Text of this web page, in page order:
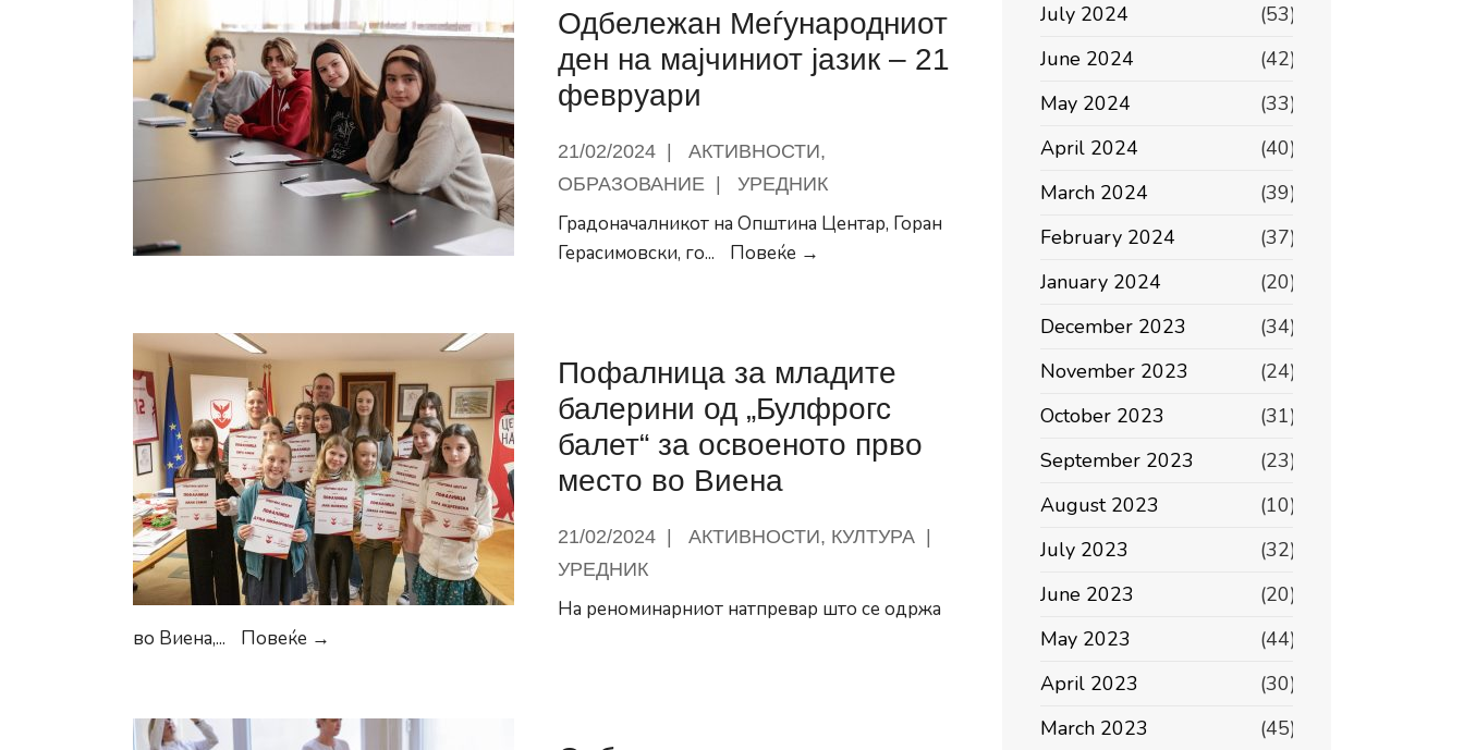
проекти
во
Центар
Одбележан Меѓународниот
ден на мајчиниот јазик – 21
февруари
21/02/2024 АКТИВНОСТИ,
ОБРАЗОВАНИЕ
УРЕДНИК
Градоначалникот на Општина Центар, Горан
Герасимовски, го... Повеќе →
мајчиниот
јазик
–
21
Пофалница за младите
балерини од „Булфрогс
балет“ за освоеното прво
место во Виена
21/02/2024 АКТИВНОСТИ, КУЛТУРА
УРЕДНИК
На реноминарниот натпревар што се одржа
во Виена,... Повеќе →
балерини
July 2024
(53)
June 2024
(42)
May 2024
(33)
April 2024
(40)
March 2024
(39)
February 2024
(37)
January 2024
(20)
December 2023
(34)
November 2023
(24)
October 2023
(31)
September 2023
(23)
August 2023
(10)
July 2023
(32)
June 2023
(20)
May 2023
(44)
April 2023
(30)
March 2023
(45)